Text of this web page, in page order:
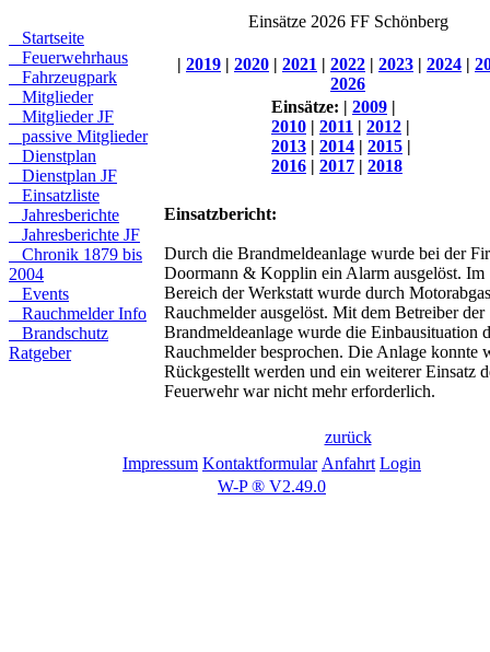
Startseite
Feuerwehrhaus
Fahrzeugpark
Mitglieder
Mitglieder JF
passive Mitglieder
Dienstplan
Dienstplan JF
Einsatzliste
Jahresberichte
Jahresberichte JF
Chronik 1879 bis
2004
Events
Rauchmelder Info
Brandschutz
Ratgeber
Einsätze 2026 FF Schönberg
| 2019 | 2020 | 2021 | 2022 | 2023 | 2024 |
2026
Einsätze: | 2009 |
2010 | 2011 | 2012 |
2013 | 2014 | 2015 |
2016 | 2017 | 2018
Einsatzbericht:
Durch die Brandmeldeanlage wurde bei der
Doormann & Kopplin ein Alarm ausgelöst. Im
Bereich der Werkstatt wurde durch
Rauchmelder ausgelöst. Mit dem Betreiber der
Brandmeldeanlage wurde die Einbausituation
Rauchmelder besprochen. Die Anlage konnte
Rückgestellt werden und ein weiterer Einsatz
Feuerwehr war nicht mehr erforderlich.
zurück
Impressum Kontaktformular Anfahrt Login
W-P ® V2.49.0